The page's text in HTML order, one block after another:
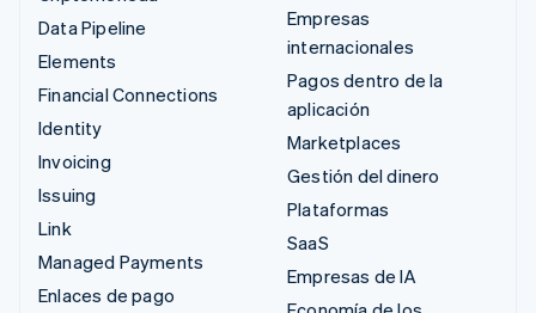
Data Pipeline
Elements
Financial Connections
Identity
Invoicing
Issuing
Link
Managed Payments
Enlaces de pago
Empresas
internacionales
Pagos dentro de la
aplicación
Marketplaces
Gestión del dinero
Plataformas
SaaS
Empresas de IA